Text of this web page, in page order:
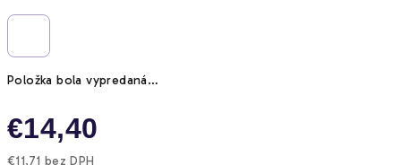
Položka bola vypredaná…
€14,40
€11,71 bez DPH